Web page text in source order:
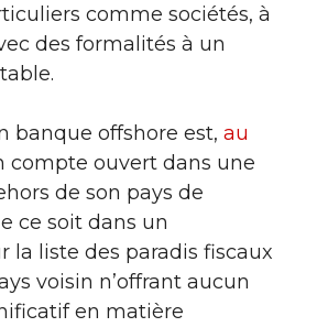
comme sociétés, à
des formalités à un
banque offshore est, au
compte ouvert dans une
de son pays de
ce soit dans un
la liste des paradis fiscaux
voisin n’offrant aucun
en matière